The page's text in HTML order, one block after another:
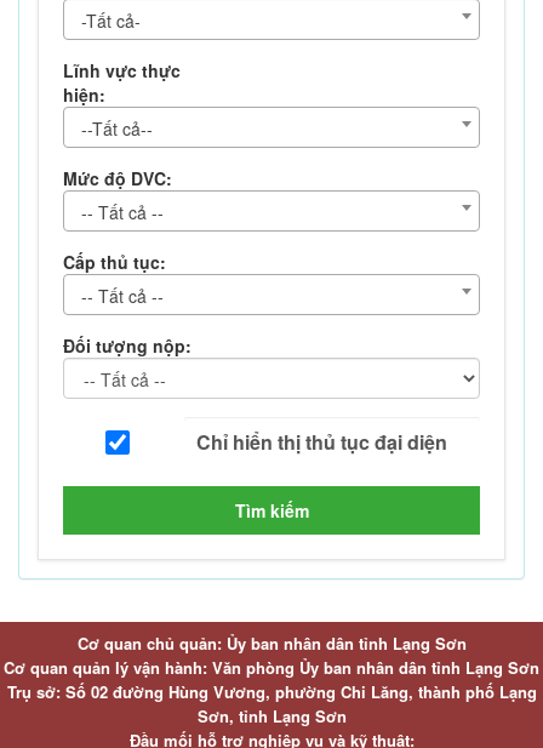
-Tất cả-
Lĩnh vực thực
hiện:
--Tất cả--
Mức độ DVC:
-- Tất cả --
Cấp thủ tục:
-- Tất cả --
Đối tượng nộp:
Tìm kiếm
Cơ quan chủ quản: Ủy ban nhân dân tỉnh Lạng Sơn
Cơ quan quản lý vận hành: Văn phòng Ủy ban nhân dân tỉnh Lạng Sơn
Trụ sở: Số 02 đường Hùng Vương, phường Chi Lăng, thành phố Lạng
Sơn, tỉnh Lạng Sơn
Đầu mối hỗ trợ nghiệp vụ và kỹ thuật: